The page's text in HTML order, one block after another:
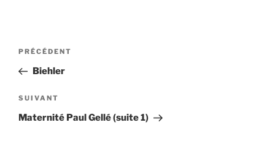
Navigation
l’article
Article
précédent
PRÉCÉDENT
Biehler
Article
suivant
SUIVANT
Maternité Paul Gellé (suite 1)